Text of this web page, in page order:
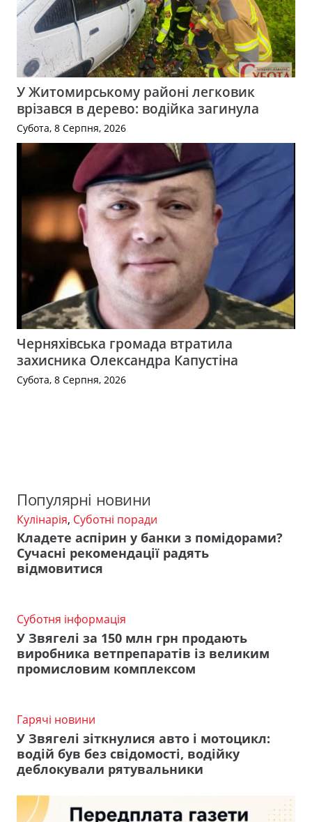
У Житомирському районі легковик
врізався в дерево: водійка загинула
Субота, 8 Серпня, 2026
Черняхівська громада втратила
захисника Олександра Капустіна
Субота, 8 Серпня, 2026
Популярні новини
Кулінарія, Суботні поради
Кладете аспірин у банки з помідорами?
Сучасні рекомендації радять
відмовитися
Суботня інформація
У Звягелі за 150 млн грн продають
виробника ветпрепаратів із великим
промисловим комплексом
Гарячі новини
У Звягелі зіткнулися авто і мотоцикл:
водій був без свідомості, водійку
деблокували рятувальники